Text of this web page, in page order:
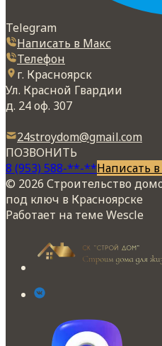
Telegram
Написать в Макс
Телефон
г. Красноярск
Ул. Красной Гвардии
д. 24 оф. 307
24stroydom@gmail.com
ПОЗВОНИТЬ
8 (953) 588-**-**Написать
© 2026 Строительство
под ключ в Красноярске
Работает на теме Wescle